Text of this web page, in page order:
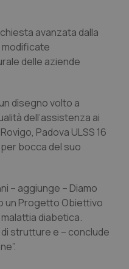
avanzata dalla
modificate
delle aziende
disegno volto a
dell’assistenza ai
Padova ULSS 16
bocca del suo
– aggiunge – Diamo
un Progetto Obiettivo
diabetica.
strutture e – conclude